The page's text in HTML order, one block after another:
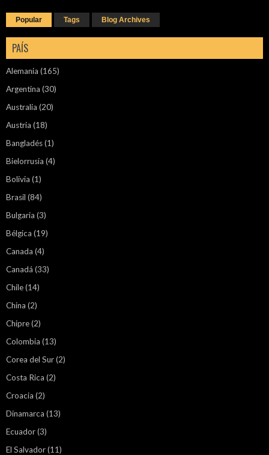
Popular Tags Blog Archives
PAÍS
Alemania (165)
Argentina (30)
Australia (20)
Austria (18)
Bangladés(1)
Bielorrusia (4)
Bolivia (1)
Brasil (84)
Bulgaria (3)
Bélgica (19)
Canada (4)
Canadá (33)
Chile(14)
China (2)
Chipre(2)
Colombia (13)
Corea del Sur(2)
Costa Rica (2)
Croacia (2)
Dinamarca (13)
Ecuador(3)
El Salvador(11)